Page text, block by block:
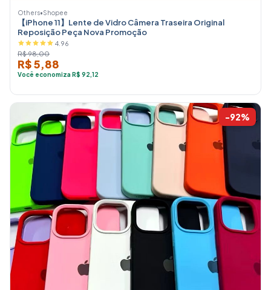
Others•Shopee
【iPhone 11】Lente de Vidro Câmera Traseira Original
Reposição Peça Nova Promoção
4.96
R$ 98,00
R$ 5,88
Você economiza R$ 92,12
-92%